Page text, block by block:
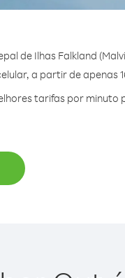
de Ilhas Falkland
a partir de apenas
tarifas por minuto